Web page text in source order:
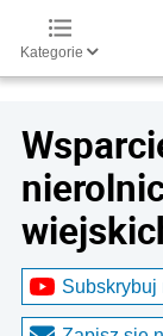
Kategorie
Subskrybuj